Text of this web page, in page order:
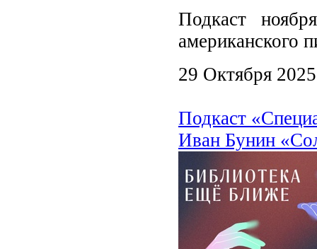
Подкаст
американского
29 Октября 2025
Подкаст
Иван Бунин